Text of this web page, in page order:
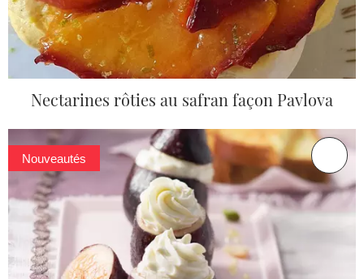
Nectarines rôties au safran façon Pavlova
Nouveautés